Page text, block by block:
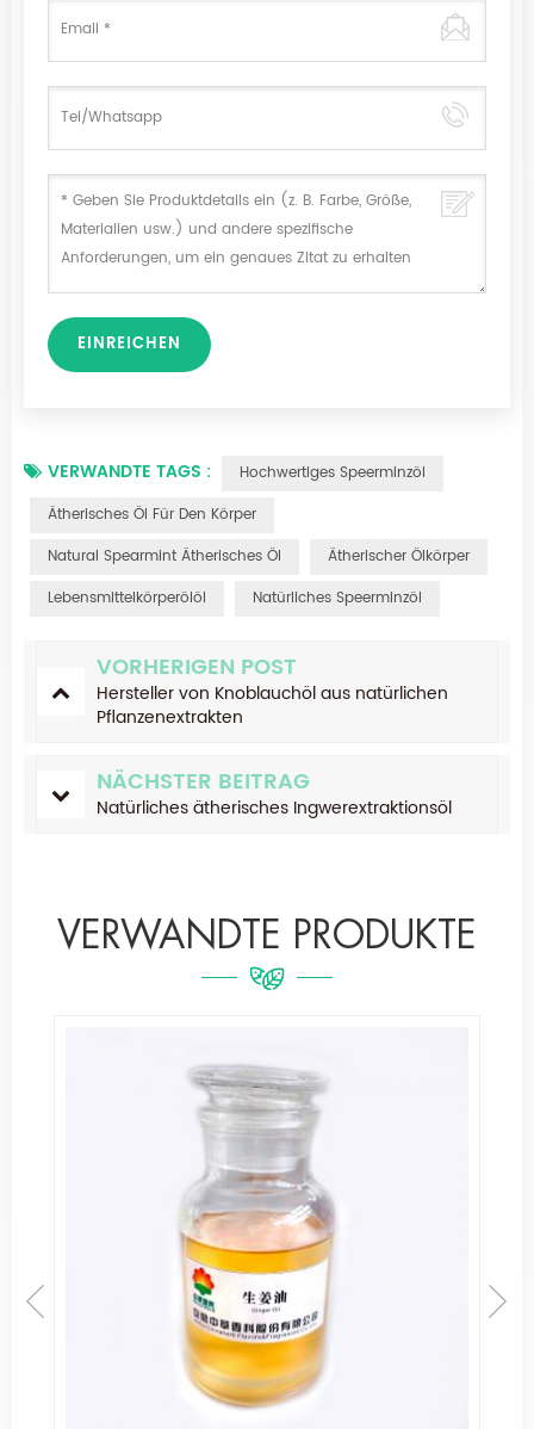
VERWANDTE TAGS :
Hochwertiges Speerminzöl
Ätherisches Öl Für Den Körper
Natural Spearmint Ätherisches Öl
Ätherischer Ölkörper
Lebensmittelkörperölöl
Natürliches Speerminzöl
VORHERIGEN POST
Hersteller von Knoblauchöl aus natürlichen
Pflanzenextrakten
NÄCHSTER BEITRAG
Natürliches ätherisches Ingwerextraktionsöl
VERWANDTE PRODUKTE